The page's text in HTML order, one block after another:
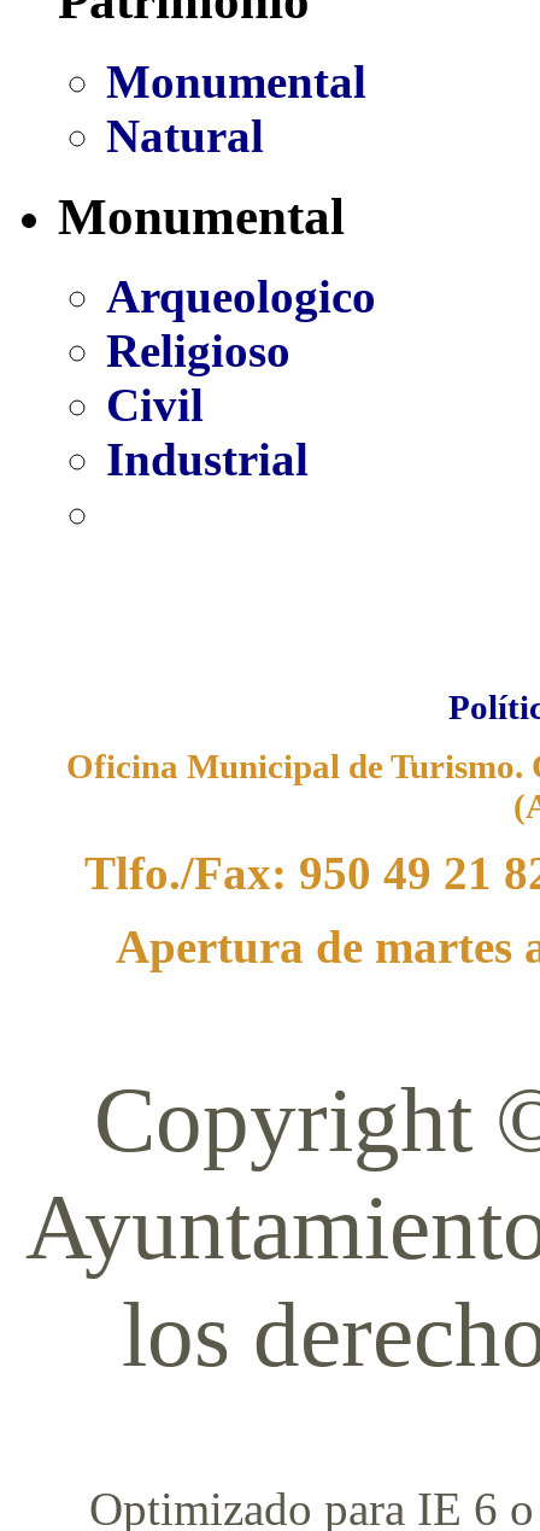
Monumental
Natural
Monumental
Arqueologico
Religioso
Civil
Industrial
Oficina Municipal de Turismo.
Tlfo./Fax: 950 49 21
Apertura de martes
Copyright
los
Optimizado para IE 6